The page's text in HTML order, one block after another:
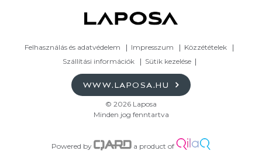
Felhasználás és adatvédelem Impresszum
Közzétételek
Szállítási információk
Sütik kezelése
WWW.LAPOSA.HU
© 2026 Laposa
Minden jog fenntartva
Powered by a product of